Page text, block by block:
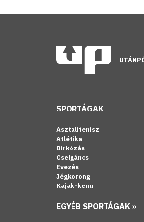
SPORTÁGAK
Asztalitenisz
Atlétika
Birkózás
Cselgáncs
Evezés
Jégkorong
Kajak-kenu
EGYÉB SPORTÁGAK »